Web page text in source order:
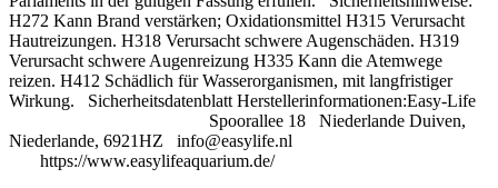
H272 Kann Brand verstärken; Oxidationsmittel H315 Verursacht
Hautreizungen. H318 Verursacht schwere Augenschäden. H319
Verursacht schwere Augenreizung H335 Kann die Atemwege
reizen. H412 Schädlich für Wasserorganismen, mit langfristiger
Wirkung. Sicherheitsdatenblatt Herstellerinformationen:Easy-Life
Spoorallee 18 Niederlande Duiven,
Niederlande, 6921HZ info@easylife.nl
https://www.easylifeaquarium.de/